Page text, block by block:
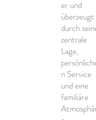
er und
überzeugt
durch
zentrale
Lage,
n Service
und eine
familiäre